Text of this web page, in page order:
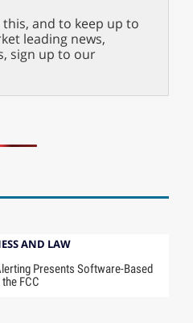
and to keep up to
leading news,
sign up to our
AND LAW
Presents Software-Based
FCC